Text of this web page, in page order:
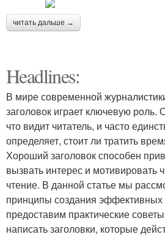
читать дальше →
Headlines:
В мире современной
заголовок играет ключевую
что видит читатель, и часто
определяет, стоит ли тратить
Хороший заголовок способен
вызвать интерес и мотивировать
чтение. В данной статье мы
принципы создания эффективных
предоставим практические
написать заголовки, которые